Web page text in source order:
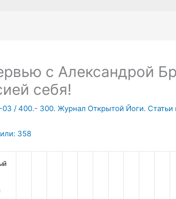
с Александрой
себя!
03 / 400.- 300. Журнал Открытой Йоги. Статьи
358